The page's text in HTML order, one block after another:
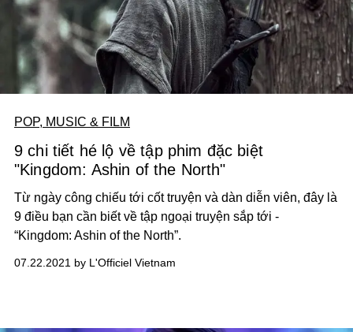
POP, MUSIC & FILM
9 chi tiết hé lộ về tập phim đặc biệt
"Kingdom: Ashin of the North"
Từ ngày công chiếu tới cốt truyện và dàn diễn viên, đây là
9 điều bạn cần biết về tập ngoại truyện sắp tới -
“Kingdom: Ashin of the North”.
07.22.2021 by L'Officiel Vietnam